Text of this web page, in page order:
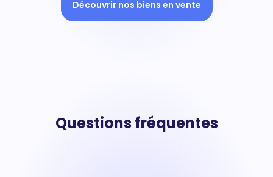
Découvrir nos biens en vente
Questions fréquentes